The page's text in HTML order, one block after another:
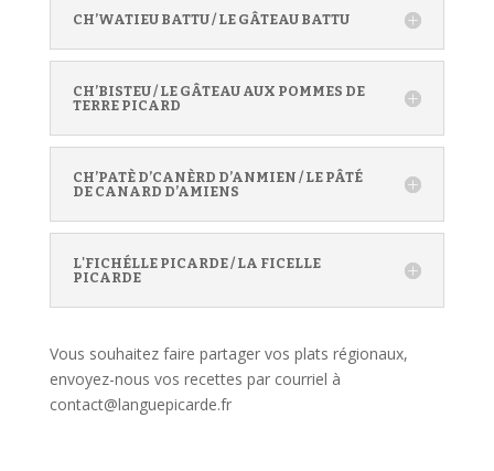
CH’WATIEU BATTU / LE GÂTEAU BATTU
CH’BISTEU / LE GÂTEAU AUX POMMES DE
TERRE PICARD
CH’PATÈ D’CANÈRD D’ANMIEN / LE PÂTÉ
DE CANARD D’AMIENS
L'FICHÉLLE PICARDE / LA FICELLE
PICARDE
Vous souhaitez faire partager vos plats régionaux,
envoyez-nous vos recettes par courriel à
contact@languepicarde.fr